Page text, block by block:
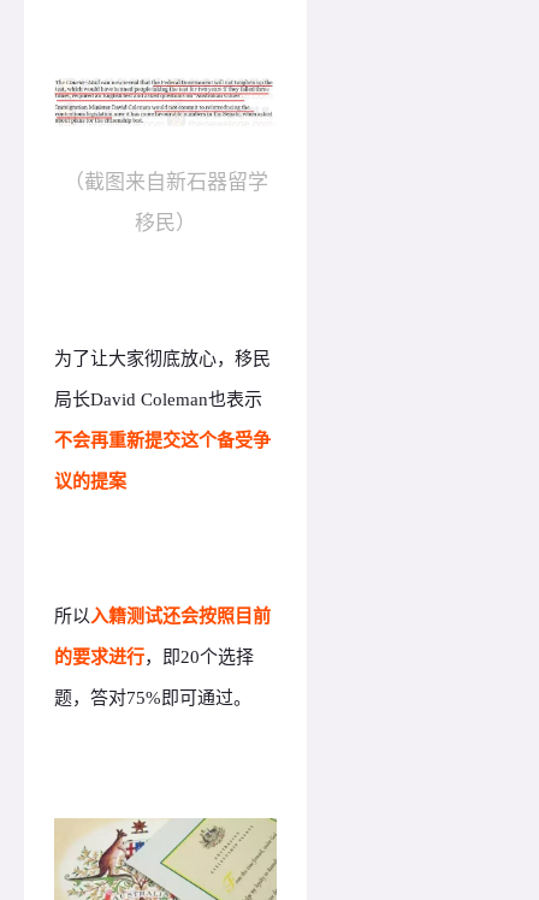
（截图来自新石器留学
移民）
为了让大家彻底放心，移民
局长David Coleman也表示
不会再重新提交这个备受争
议的提案
所以入籍测试还会按照目前
的要求进行，即20个选择
题，答对75%即可通过。